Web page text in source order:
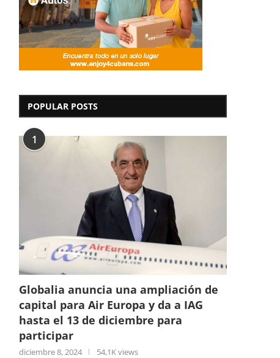
POPULAR POSTS
1
Globalia anuncia una ampliación de
capital para Air Europa y da a IAG
hasta el 13 de diciembre para
participar
diciembre 8, 2024 54,1K views